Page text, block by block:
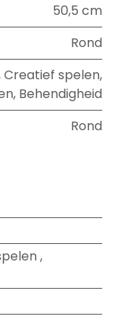
50,5 cm
Rond
Creatief spelen,
, Behendigheid
Rond
,